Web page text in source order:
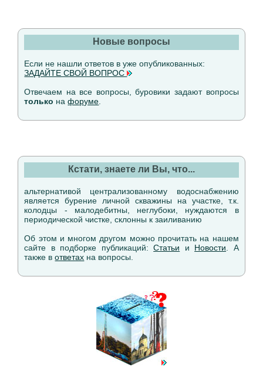
Новые вопросы
Если не нашли ответов в уже опубликованных:
ЗАДАЙТЕ СВОЙ ВОПРОС
Отвечаем на все вопросы, буровики задают вопросы
только нафоруме
Кстати, знаете ли Вы, что...
альтернативой централизованному водоснабжению
является бурение личной скважины на участке, т.к.
колодцы - малодебитны, неглубоки, нуждаются в
периодической чистке, склонны к заиливанию
Об этом и многом другом можно прочитать на нашем
сайте в подборке публикаций:Статьи и Новости . А
также вответах на вопросы.